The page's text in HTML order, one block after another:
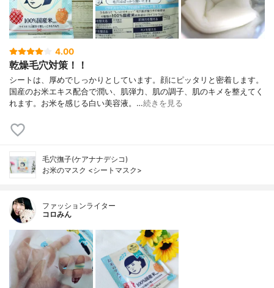
4.00
乾燥毛穴対策！！
シートは、厚めでしっかりとしています。顔にピッタリと密着します。
国産のお米エキス配合で潤い、肌弾力、肌の調子、肌のキメを整えてく
れます。お米を感じる白い美容液。…続きを見る
毛穴撫子(ケアナナデシコ)
お米のマスク <シートマスク>
ファッションライター
コロみん